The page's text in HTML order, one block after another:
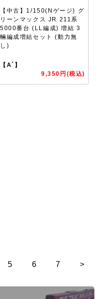
【中古】1/150(Nゲージ) グ
リーンマックス JR 211系
5000番台 (LL編成) 増結 3
輛編成増結セット (動力無
し)
【A´】
9,350円(税込)
5 6 7 >